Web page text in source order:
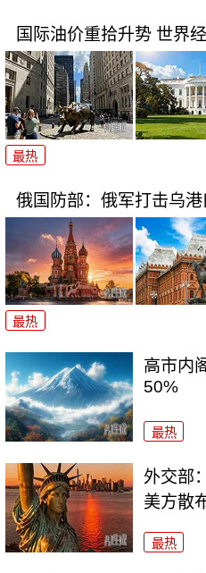
国际油价重拾升势 世界
最热
俄国防部：俄军打击乌
最热
高市内
50%
最热
外交部
美方散
最热